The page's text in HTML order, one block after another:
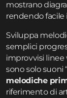
mostrano
rendendo facile
Sviluppa
semplici
improvvisi linee
sono solo suoni
melodiche
riferimento di